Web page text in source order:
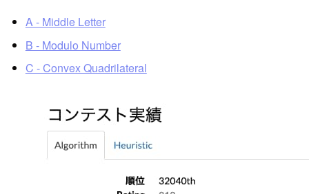
A - Middle Letter
B - Modulo Number
C - Convex Quadrilateral